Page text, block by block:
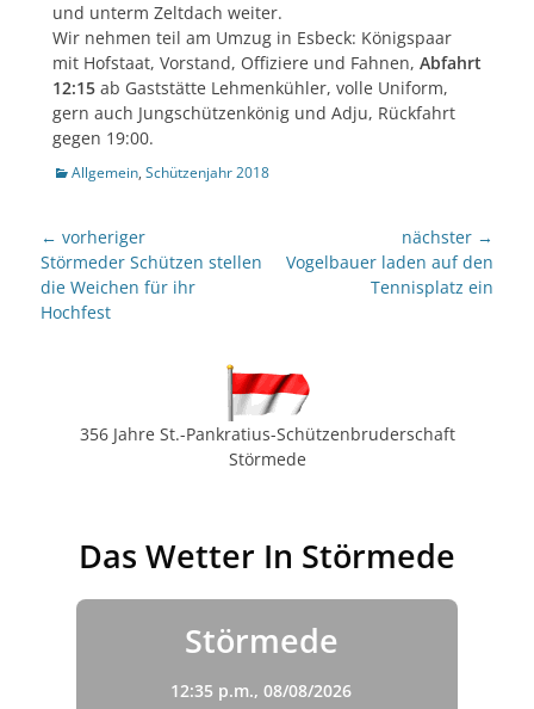
und unterm Zeltdach weiter.
Wir nehmen teil am Umzug in Esbeck: Königspaar
mit Hofstaat, Vorstand, Offiziere und Fahnen, Abfahrt
12:15 ab Gaststätte Lehmenkühler, volle Uniform,
gern auch Jungschützenkönig und Adju, Rückfahrt
gegen 19:00.
Kategorien
Allgemein, Schützenjahr 2018
Beitragsnavigation
← vorheriger
Vorheriger
Beitrag:
Störmeder Schützen stellen
die Weichen für ihr
Hochfest
nächster →
nächster
Vogelbauer laden auf den
Tennisplatz ein
356 Jahre St.-Pankratius-Schützenbruderschaft
Störmede
Das Wetter In Störmede
Störmede
12:35 p.m., 08/08/2026